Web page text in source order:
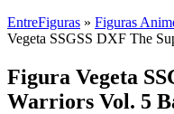
EntreFiguras » Figuras
Vegeta SSGSS DXF The
Figura Vegeta
Warriors Vol. 5